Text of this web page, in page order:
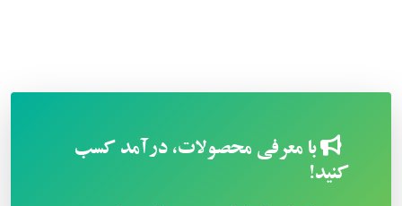
با معرفی محصولات، درآمد کسب
کنید!